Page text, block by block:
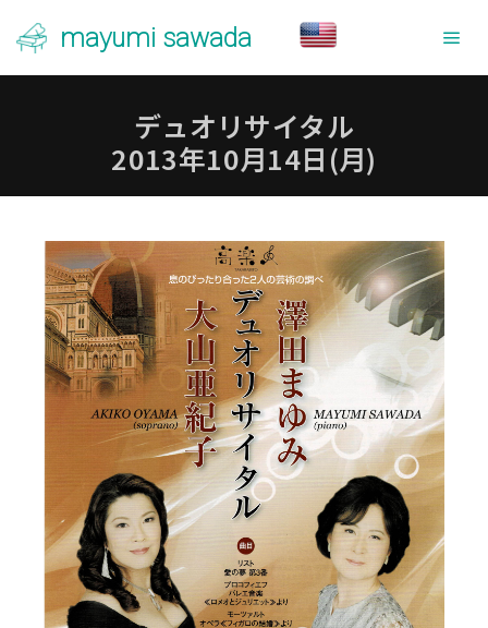
mayumi sawada
デュオリサイタル
2013年10月14日(月)